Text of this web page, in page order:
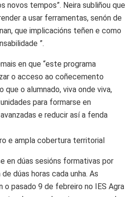
novos tempos”. Neira subliñou que
a usar ferramentas, senón de
que implicacións teñen e como
”.
en que “este programa
o acceso ao coñecemento
que o alumnado, viva onde viva,
para formarse en
e reducir así a fenda
e ampla cobertura territorial
en dúas sesións formativas por
dúas horas cada unha. As
o pasado 9 de febreiro no IES Agra